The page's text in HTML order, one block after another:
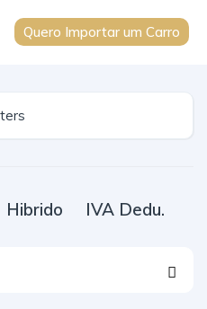
Quero Importar um Carro
Hibrido IVA Dedu.